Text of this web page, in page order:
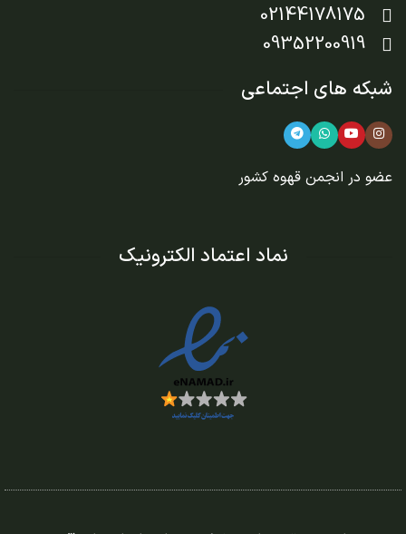
02144178175
09352200919
شبکه های اجتماعی
عضو در انجمن قهوه کشور
نماد اعتماد الکترونیک